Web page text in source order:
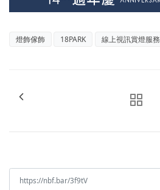
燈飾傢飾 18PARK 線上視訊賞燈服務